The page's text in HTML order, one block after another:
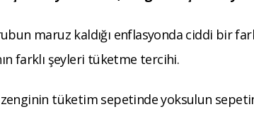
maruz kaldığı enflasyonda ciddi bir
farklı şeyleri tüketme tercihi.
tüketim sepetinde yoksulun